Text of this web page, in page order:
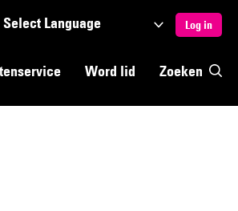
Word lid Zoeken
Selecteer
taal
Log in